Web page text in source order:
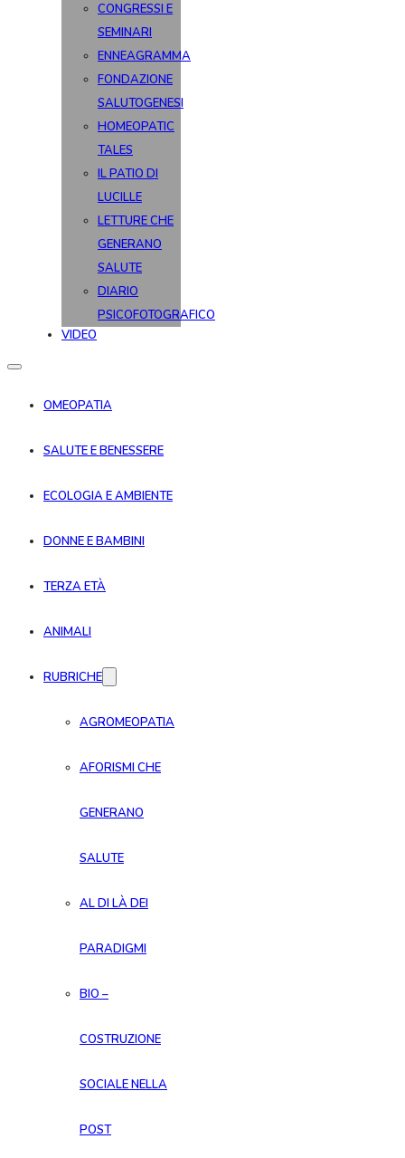
CONGRESSI E
SEMINARI
ENNEAGRAMMA
FONDAZIONE
SALUTOGENESI
HOMEOPATIC
TALES
IL PATIO DI
LUCILLE
LETTURE CHE
GENERANO
SALUTE
DIARIO
PSICOFOTOGRAFICO
VIDEO
OMEOPATIA
SALUTE E BENESSERE
ECOLOGIA E AMBIENTE
DONNE E BAMBINI
TERZA ETÀ
ANIMALI
RUBRICHE
AGROMEOPATIA
AFORISMI CHE
GENERANO
SALUTE
AL DI LÀ DEI
PARADIGMI
BIO –
COSTRUZIONE
SOCIALE NELLA
POST